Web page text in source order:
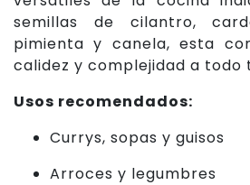
semillas de cilantro,
pimienta y canela, esta
calidez y complejidad a todo
Usos recomendados:
Currys, sopas y guisos
Arroces y legumbres